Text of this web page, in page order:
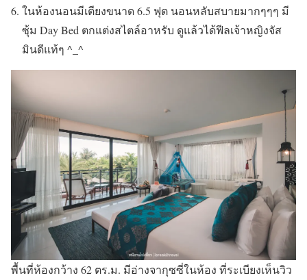
ในห้องนอนมีเตียงขนาด 6.5 ฟุต นอนหลับสบายมากๆๆๆ มี
ซุ้ม Day Bed ตกแต่งสไตล์อาหรับ ดูแล้วได้ฟีลเจ้าหญิงจัส
มินดีแท้ๆ ^_^
พื้นที่ห้องกว้าง 62 ตร.ม. มีอ่างจากุซซี่ในห้อง ที่ระเบียงเห็นวิว